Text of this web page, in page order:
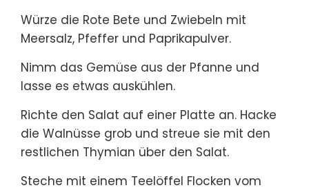
Würze die Rote Bete und Zwiebeln mit
Meersalz, Pfeffer und Paprikapulver.
Nimm das Gemüse aus der Pfanne und
lasse es etwas auskühlen.
Richte den Salat auf einer Platte an. Hacke
die Walnüsse grob und streue sie mit den
restlichen Thymian über den Salat.
Steche mit einem Teelöffel Flocken vom